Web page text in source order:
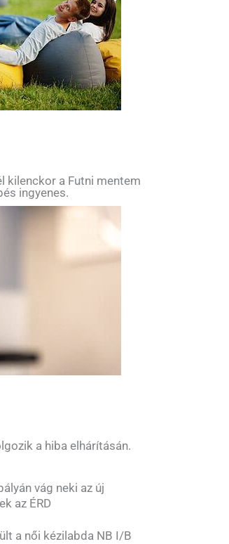
kilenckor a Futni mentem
ingyenes.
a hiba elhárításán.
vág neki az új
az ÉRD
a női kézilabda NB I/B